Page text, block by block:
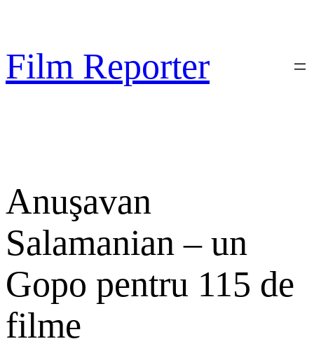
conținut
Film Reporter
Anuşavan
Salamanian – un
Gopo pentru 115 de
filme